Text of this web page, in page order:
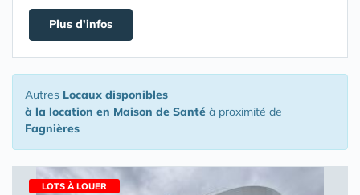
Plus d'infos
Autres Locaux disponibles
à la location en Maison de Santé à proximité de
Fagnières
LOTS À LOUER